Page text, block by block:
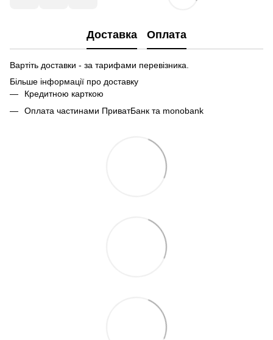
Доставка Оплата
Вартіть доставки - за тарифами перевізника.
Більше інформації про доставку
Кредитною карткою
Оплата частинами ПриватБанк та monobank